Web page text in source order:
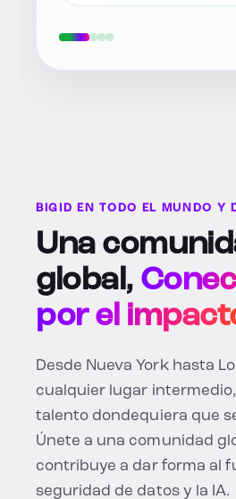
BIGID EN TODO EL MUNDO Y
Una
global,
por el
Desde Nueva York hasta
cualquier lugar
talento dondequiera que
Únete a una comunidad
contribuye a dar forma al
seguridad de datos y la IA.